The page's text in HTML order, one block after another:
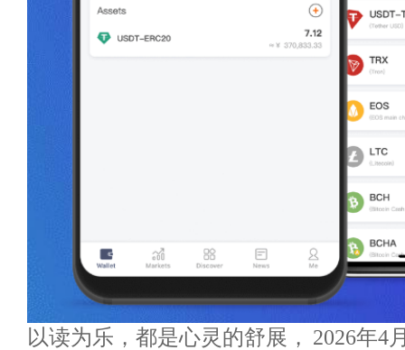
以读为乐，都是心灵的舒展， 2026年4